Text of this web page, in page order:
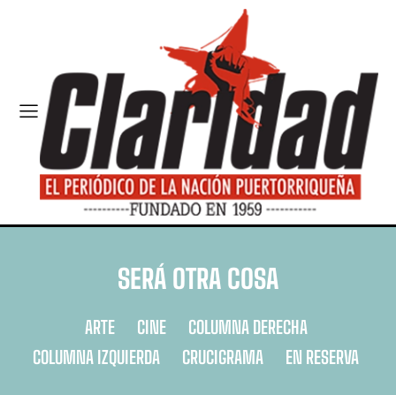
SERÁ OTRA COSA
ARTE CINE
COLUMNA DERECHA
COLUMNA IZQUIERDA
CRUCIGRAMA EN RESERVA